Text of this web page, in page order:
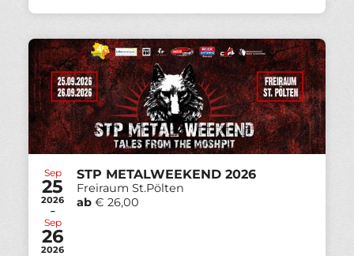
Sep
25
2026
-
Sep
26
2026
STP METALWEEKEND 2026
Freiraum St.Pölten
ab € 26,00